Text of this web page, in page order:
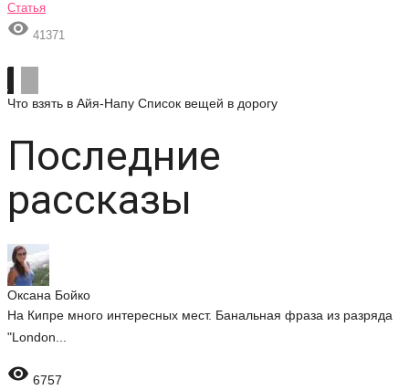
Статья
 41371
Что взять в Айя-Напу Список вещей в дорогу
Последние
рассказы
Оксана Бойко
На Кипре много интересных мест. Банальная фраза из разряда
"London...
 6757